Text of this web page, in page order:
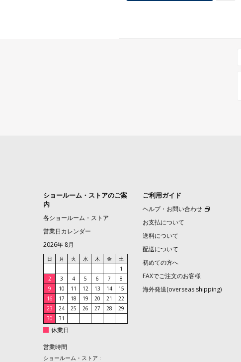
ショールーム・ストアのご案
内
各ショールーム・ストア
営業日カレンダー
2026年 8月
日 月 火 水 木 金
土
1
2
3 4 5 6 7
8
9
10 11 12 13 14
15
16
17 18 19 20 21
22
23
24 25 26 27 28
29
30
31
休業日
営業時間
ショールーム・ストア :
ご利用ガイド
ヘルプ・お問い合わせ
お支払について
送料について
配送について
初めての方へ
FAXでご注文のお客様
海外発送(overseas shipping)